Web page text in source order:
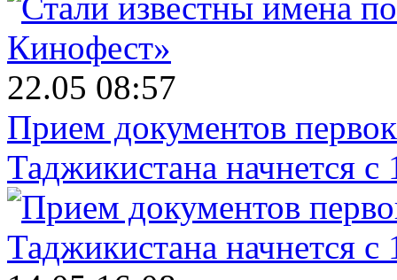
22.05 08:57
Прием документов
Таджикистана начнется с